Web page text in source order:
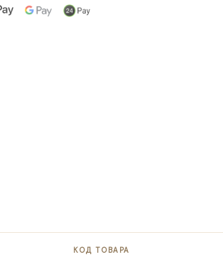
КОД ТОВАРА